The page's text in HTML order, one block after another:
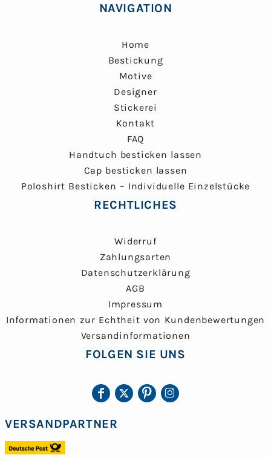
NAVIGATION
Home
Bestickung
Motive
Designer
Stickerei
Kontakt
FAQ
Handtuch besticken lassen
Cap besticken lassen
Poloshirt Besticken – Individuelle Einzelstücke
RECHTLICHES
Widerruf
Zahlungsarten
Datenschutzerklärung
AGB
Impressum
Informationen zur Echtheit von Kundenbewertungen
Versandinformationen
FOLGEN SIE UNS
VERSANDPARTNER